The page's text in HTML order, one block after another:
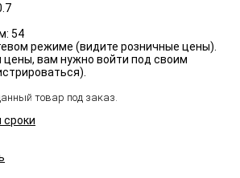
54
режиме (видите розничные цены).
цены, вам нужно войти под своим
товар под заказ.
сроки